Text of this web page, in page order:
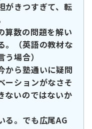
がきつすぎて、転
算数の問題を解い
。（英語の教材な
場合）
から塾通いに疑問
ーションがなさそ
ないのではないか
る。でも広尾AG